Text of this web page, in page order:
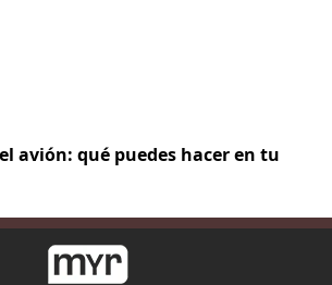
avión: qué puedes hacer en tu